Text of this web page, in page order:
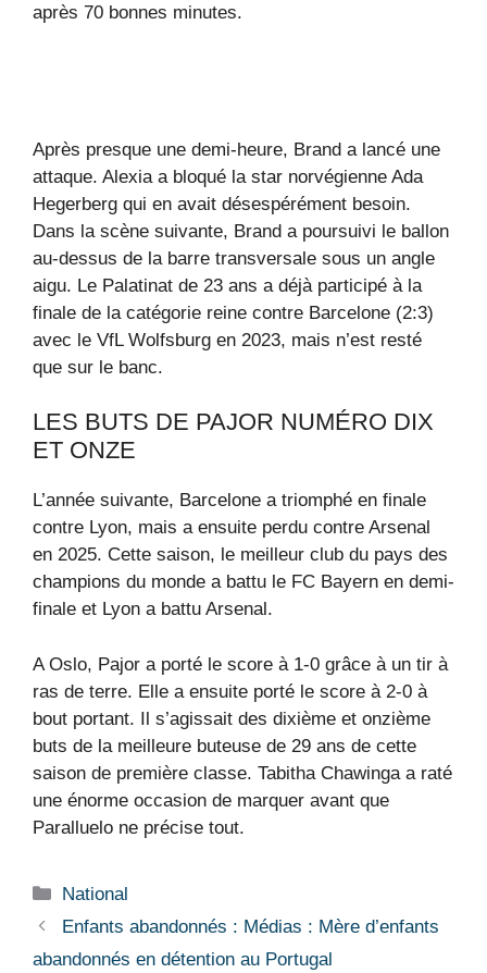
après 70 bonnes minutes.
Après presque une demi-heure, Brand a lancé une
attaque. Alexia a bloqué la star norvégienne Ada
Hegerberg qui en avait désespérément besoin.
Dans la scène suivante, Brand a poursuivi le ballon
au-dessus de la barre transversale sous un angle
aigu. Le Palatinat de 23 ans a déjà participé à la
finale de la catégorie reine contre Barcelone (2:3)
avec le VfL Wolfsburg en 2023, mais n’est resté
que sur le banc.
LES BUTS DE PAJOR NUMÉRO DIX
ET ONZE
L’année suivante, Barcelone a triomphé en finale
contre Lyon, mais a ensuite perdu contre Arsenal
en 2025. Cette saison, le meilleur club du pays des
champions du monde a battu le FC Bayern en demi-
finale et Lyon a battu Arsenal.
A Oslo, Pajor a porté le score à 1-0 grâce à un tir à
ras de terre. Elle a ensuite porté le score à 2-0 à
bout portant. Il s’agissait des dixième et onzième
buts de la meilleure buteuse de 29 ans de cette
saison de première classe. Tabitha Chawinga a raté
une énorme occasion de marquer avant que
Paralluelo ne précise tout.
Catégories
National
Enfants abandonnés : Médias : Mère d’enfants
abandonnés en détention au Portugal